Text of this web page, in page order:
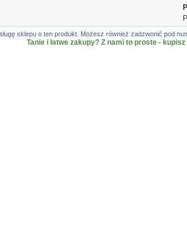
sklepu o ten produkt. Możesz również zadzwonić pod
Tanie i łatwe zakupy? Z nami to proste -